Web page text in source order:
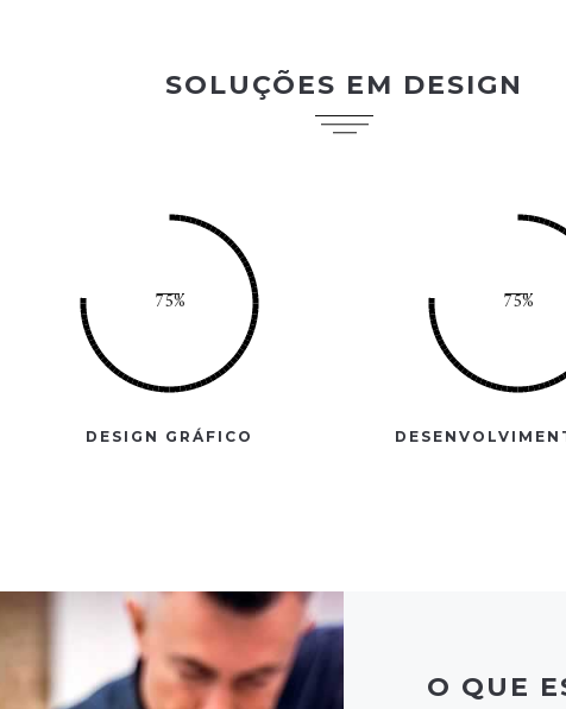
SOLUÇÕES EM DESIGN
DESIGN GRÁFICO
O QUE